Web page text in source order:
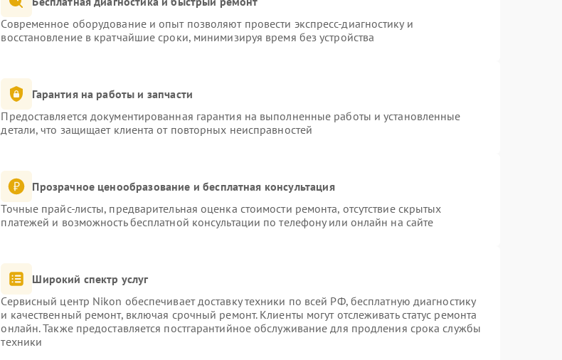
Современное оборудование и опыт позволяют провести экспресс-диагностику и
восстановление в кратчайшие сроки, минимизируя время без устройства
Гарантия на работы и запчасти
Предоставляется документированная гарантия на выполненные работы и установленные
детали, что защищает клиента от повторных неисправностей
Прозрачное ценообразование и бесплатная консультация
Точные прайс-листы, предварительная оценка стоимости ремонта, отсутствие скрытых
платежей и возможность бесплатной консультации по телефону или онлайн на сайте
Широкий спектр услуг
Сервисный центр Nikon обеспечивает доставку техники по всей РФ, бесплатную диагностику
и качественный ремонт, включая срочный ремонт. Клиенты могут отслеживать статус ремонта
онлайн. Также предоставляется постгарантийное обслуживание для продления срока службы
техники